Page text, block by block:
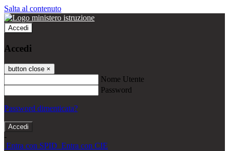
Salta al contenuto
Accedi
Accedi
button close ×
Nome Utente
Password
Password dimenticata?
-
Entra con SPID Entra con CIE